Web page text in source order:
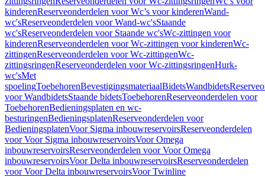
kinderenReserveonderdelen voor Wc’s voor kinderenWand-
wc'sReserveonderdelen voor Wand-wc'sStaande
wc'sReserveonderdelen voor Staande wc'sWc-zittingen voor
kinderenReserveonderdelen voor Wc-zittingen voor kinderenWc-
zittingenReserveonderdelen voor Wc-zittingenWc-
zittingsringenReserveonderdelen voor Wc-zittingsringenHurk-
wc'sMet
spoelingToebehorenBevestigingsmateriaalBidetsWandbidets
voor WandbidetsStaande bidetsToebehorenReserveonderdelen voor
ToebehorenBedieningsplaten en wc-
besturingenBedieningsplatenReserveonderdelen voor
BedieningsplatenVoor Sigma inbouwreservoirsReserveonderdelen
voor Voor Sigma inbouwreservoirsVoor Omega
inbouwreservoirsReserveonderdelen voor Voor Omega
inbouwreservoirsVoor Delta inbouwreservoirsReserveonderdelen
voor Voor Delta inbouwreservoirsVoor Twinline